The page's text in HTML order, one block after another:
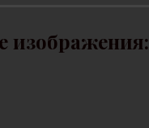
изображения: